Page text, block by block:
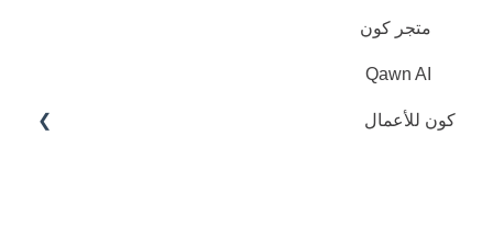
متجر كون
Qawn AI
كون للأعمال